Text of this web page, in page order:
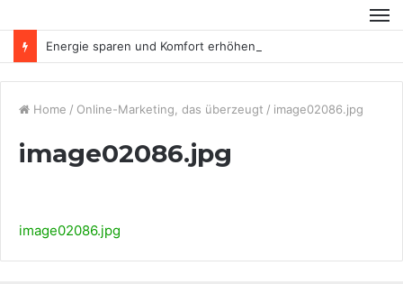
Energie sparen und Komfort erhöhen
Home / Online-Marketing, das überzeugt / image02086.jpg
image02086.jpg
image02086.jpg